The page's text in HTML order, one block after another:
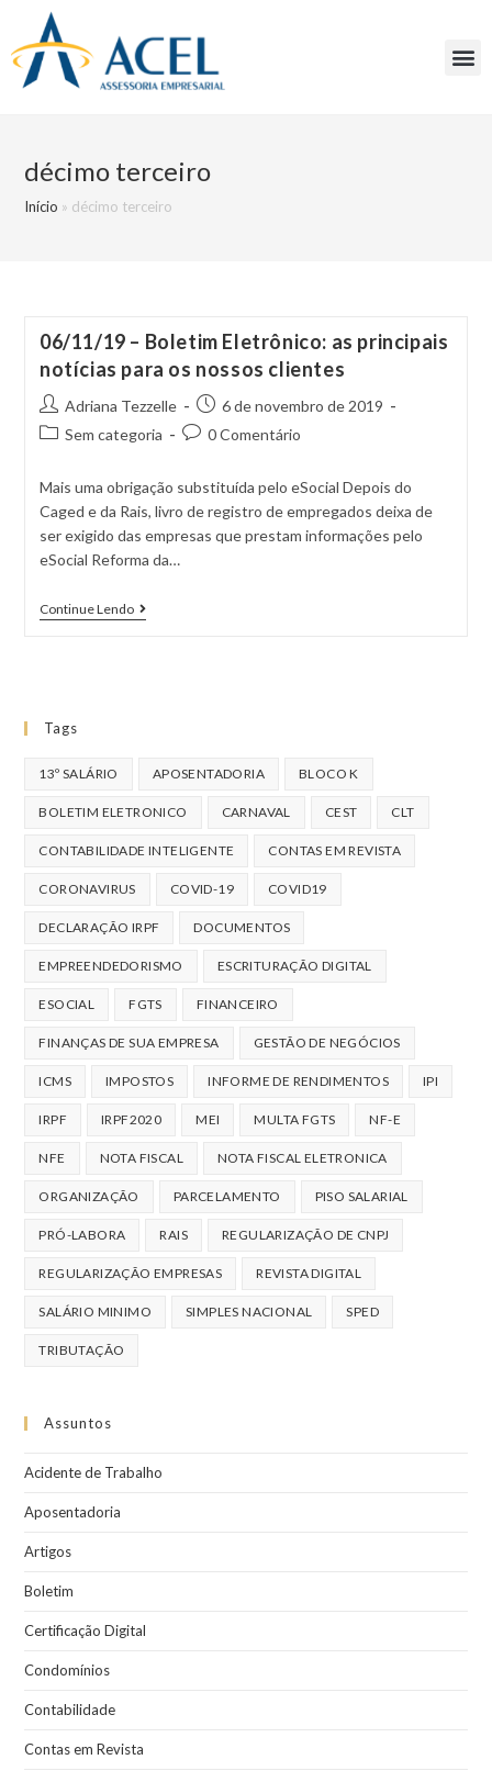
décimo terceiro
Início » décimo terceiro
06/11/19 – Boletim Eletrônico: as principais
notícias para os nossos clientes
Adriana Tezzelle
6 de novembro de 2019
Sem categoria
0 Comentário
Mais uma obrigação substituída pelo eSocial Depois do
Caged e da Rais, livro de registro de empregados deixa de
ser exigido das empresas que prestam informações pelo
eSocial Reforma da…
Continue Lendo
Tags
13º SALÁRIO APOSENTADORIA BLOCO K
BOLETIM ELETRONICO CARNAVAL CEST CLT
CONTABILIDADE INTELIGENTE CONTAS EM REVISTA
CORONAVIRUS COVID-19 COVID19
DECLARAÇÃO IRPF DOCUMENTOS
EMPREENDEDORISMO ESCRITURAÇÃO DIGITAL
ESOCIAL FGTS FINANCEIRO
FINANÇAS DE SUA EMPRESA GESTÃO DE NEGÓCIOS
ICMS IMPOSTOS INFORME DE RENDIMENTOS IPI
IRPF IRPF2020 MEI MULTA FGTS NF-E
NFE NOTA FISCAL NOTA FISCAL ELETRONICA
ORGANIZAÇÃO PARCELAMENTO PISO SALARIAL
PRÓ-LABORA RAIS REGULARIZAÇÃO DE CNPJ
REGULARIZAÇÃO EMPRESAS REVISTA DIGITAL
SALÁRIO MINIMO SIMPLES NACIONAL SPED
TRIBUTAÇÃO
Assuntos
Acidente de Trabalho
Aposentadoria
Artigos
Boletim
Certificação Digital
Condomínios
Contabilidade
Contas em Revista